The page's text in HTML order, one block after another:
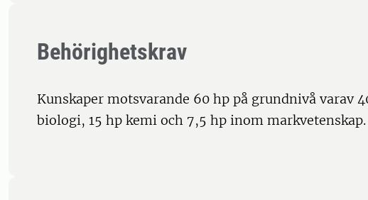
Behörighetskrav
Kunskaper motsvarande 60 hp på grundnivå varav
biologi, 15 hp kemi och 7,5 hp inom markvetenskap.